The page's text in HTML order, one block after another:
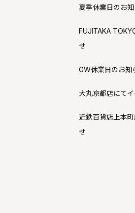
夏季休業日のお
FUJITAKA
せ
GW休業日のお知
大丸京都店にて
近鉄百貨店上本
せ